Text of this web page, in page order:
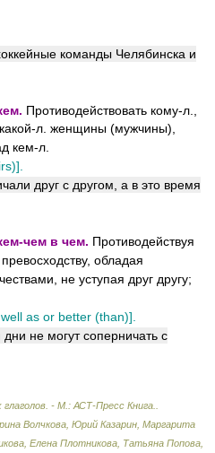
команды Челябинска и
Противодействовать кому-л.,
л. женщины (мужчины),
кем-л.
друг с другом, а в это время
чем в чем. Противодействуя
обладая
не уступая друг другу;
as or better (than)].
не могут соперничать с
- М.: АСТ-Пресс Книга.
Волчкова, Юрий Казарин, Маргарита
Елена Плотникова, Татьяна Попова,